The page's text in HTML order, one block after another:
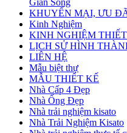
Gian Sống
KHUYẾN MẠI, ƯU
Kinh Nghiệm
KINH NGHIỆM
LỊCH SỬ HÌNH
LIÊN HỆ
Mẫu biệt thự
MẪU THIẾT KẾ
Nhà Cấp 4 Đẹp
Nhà Ống Đẹp
Nhà trải nghiệm kisato
Nhà Trải Nghiệm Kisato